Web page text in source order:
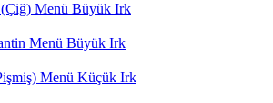
Menü Büyük Irk
Menü Büyük Irk
Menü Küçük Irk